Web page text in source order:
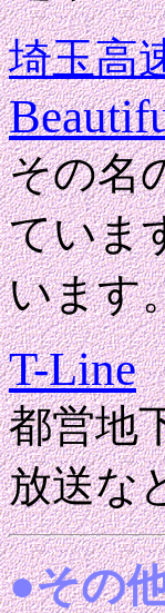
埼玉高
その名
ていま
います
T-Line
都営地
放送な
●その